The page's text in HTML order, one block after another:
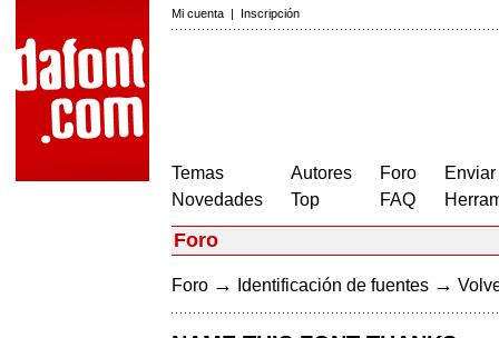
Mi cuenta | Inscripción
Temas
Novedades
Autores
Top
Foro
FAQ
Foro
Foro → Identificación de fuentes →